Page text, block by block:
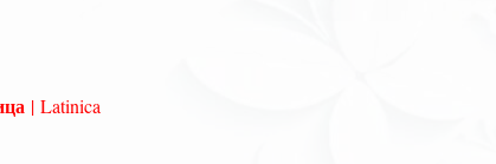
| Latinica